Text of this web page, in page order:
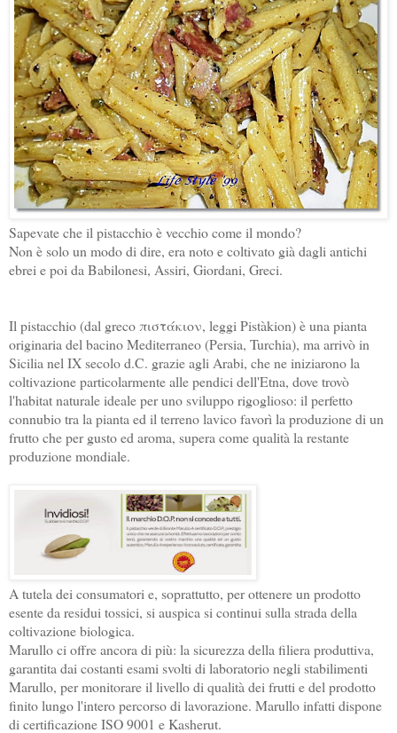
Sapevate che il pistacchio è vecchio come il mondo?
Non è solo un modo di dire, era noto e coltivato già dagli antichi
ebrei e poi da Babilonesi, Assiri, Giordani, Greci.
Il pistacchio (dal greco πιστάκιον, leggi Pistàkion) è una pianta
originaria del bacino Mediterraneo (Persia, Turchia), ma arrivò in
Sicilia nel IX secolo d.C. grazie agli Arabi, che ne iniziarono la
coltivazione particolarmente alle pendici dell'Etna, dove trovò
l'habitat naturale ideale per uno sviluppo rigoglioso: il perfetto
connubio tra la pianta ed il terreno lavico favorì la produzione di un
frutto che per gusto ed aroma, supera come qualità la restante
produzione mondiale.
A tutela dei consumatori e, soprattutto, per ottenere un prodotto
esente da residui tossici, si auspica si continui sulla strada della
coltivazione biologica.
Marullo ci offre ancora di più: la sicurezza della filiera produttiva,
garantita dai costanti esami svolti di laboratorio negli stabilimenti
Marullo, per monitorare il livello di qualità dei frutti e del prodotto
finito lungo l'intero percorso di lavorazione. Marullo infatti dispone
di certificazione ISO 9001 e Kasherut.